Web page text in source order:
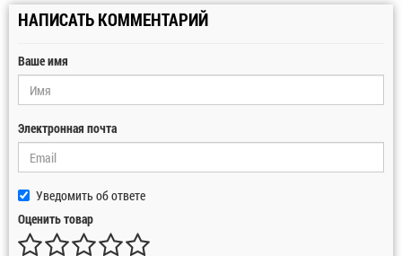
НАПИСАТЬ КОММЕНТАРИЙ
Ваше имя
Электронная почта
Уведомить об ответе
Оценить товар